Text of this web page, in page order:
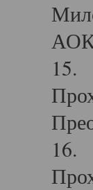
15.
16.